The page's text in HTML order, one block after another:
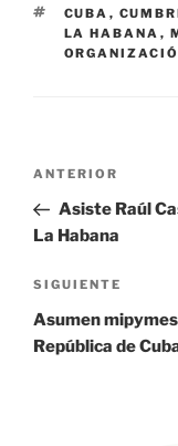
ETIQUETAS
CUBA ,
LA HABANA ,
Navegación
entradas
Entrada
anterior:
ANTERIOR
Asiste Raúl
La Habana
Siguiente
entrada
SIGUIENTE
Asumen
República de